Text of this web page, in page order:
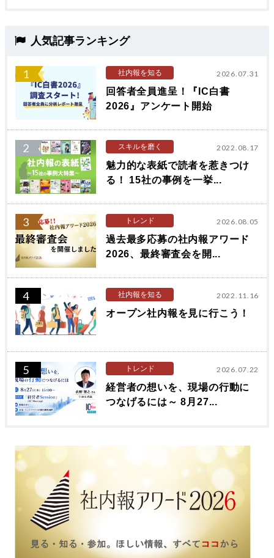
人気記事ランキング
1 社内報を知る 2026.07.31
回答者全員進呈！『IC白書
2026』アンケート開始
2 スキルを磨く 2022.08.17
魅力的な表紙で読者を惹きつけ
る！ 15社の事例を一挙...
3 トレンド 2026.08.05
過去最多応募の社内報アワード
2026、最終審査会を開...
4 社内報を知る 2022.11.16
オープン社内報を見に行こう！
5 トレンド 2026.07.22
経営者の想いを、現場の行動に
つなげるには～ 8月27...